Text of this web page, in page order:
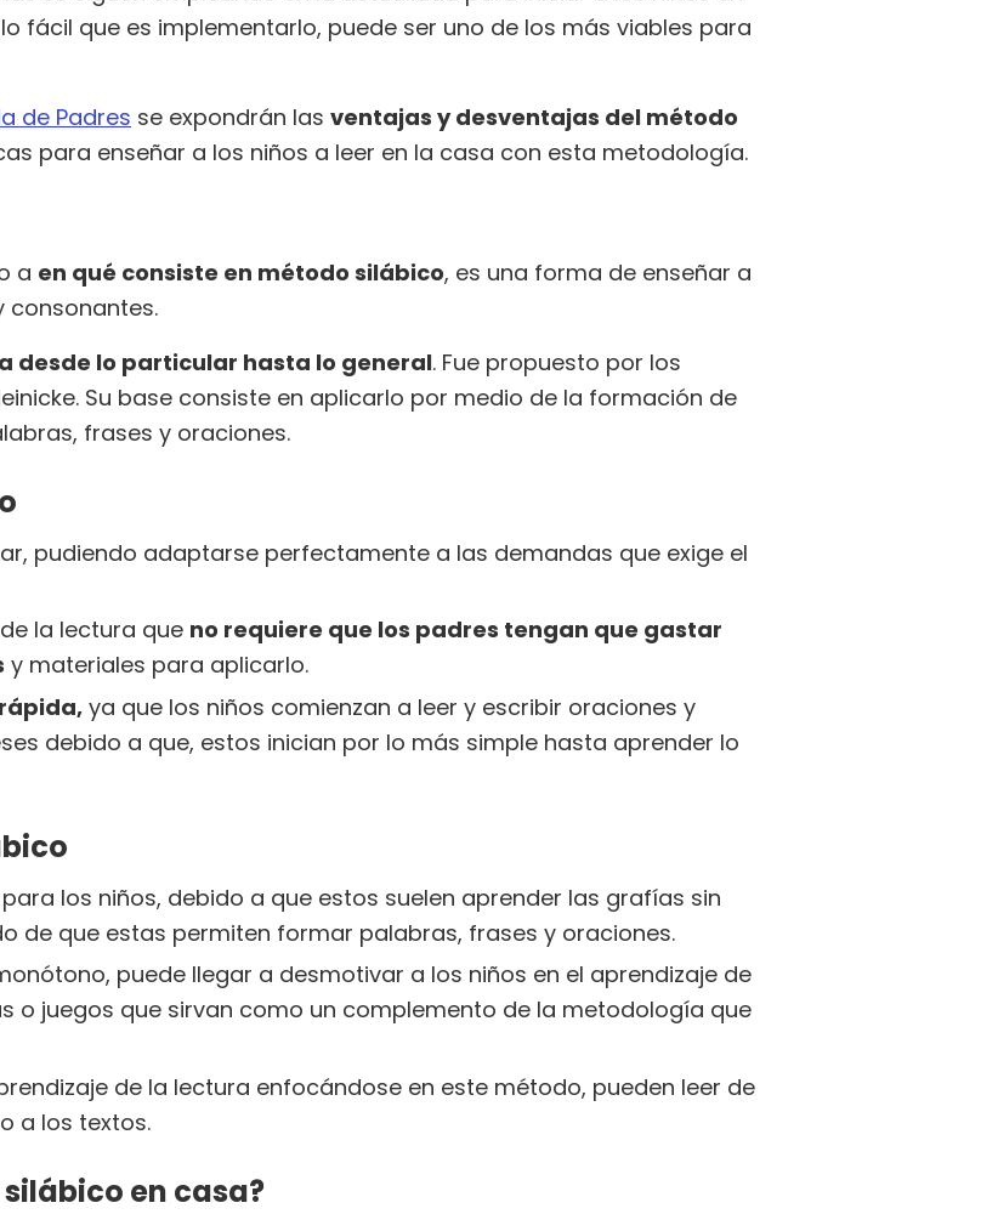
fácil que es implementarlo, puede ser uno de los más viables para
de Padres se expondrán las ventajas y desventajas del método
para enseñar a los niños a leer en la casa con esta metodología.
a en qué consiste en método silábico, es una forma de enseñar a
consonantes.
desde lo particular hasta lo general. Fue propuesto por los
Su base consiste en aplicarlo por medio de la formación de
frases y oraciones.
pudiendo adaptarse perfectamente a las demandas que exige el
la lectura que no requiere que los padres tengan que gastar
y materiales para aplicarlo.
ya que los niños comienzan a leer y escribir oraciones y
debido a que, estos inician por lo más simple hasta aprender lo
los niños, debido a que estos suelen aprender las grafías sin
de que estas permiten formar palabras, frases y oraciones.
puede llegar a desmotivar a los niños en el aprendizaje de
o juegos que sirvan como un complemento de la metodología que
de la lectura enfocándose en este método, pueden leer de
a los textos.
en casa?